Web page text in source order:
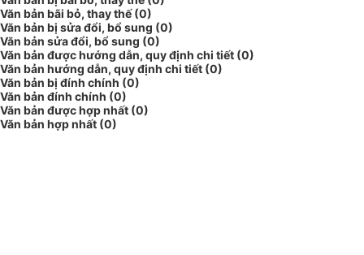
Văn bản bãi bỏ, thay thế (0)
Văn bản bị sửa đổi, bổ sung (0)
Văn bản sửa đổi, bổ sung (0)
Văn bản được hướng dẫn, quy định chi tiết (0)
Văn bản hướng dẫn, quy định chi tiết (0)
Văn bản bị đính chính (0)
Văn bản đính chính (0)
Văn bản được hợp nhất (0)
Văn bản hợp nhất (0)